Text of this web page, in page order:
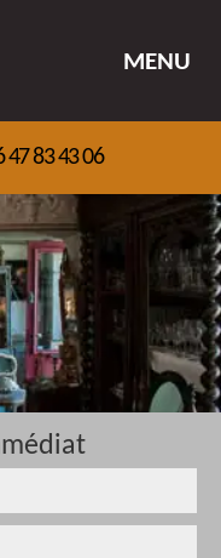
MENU
47 83 43 06